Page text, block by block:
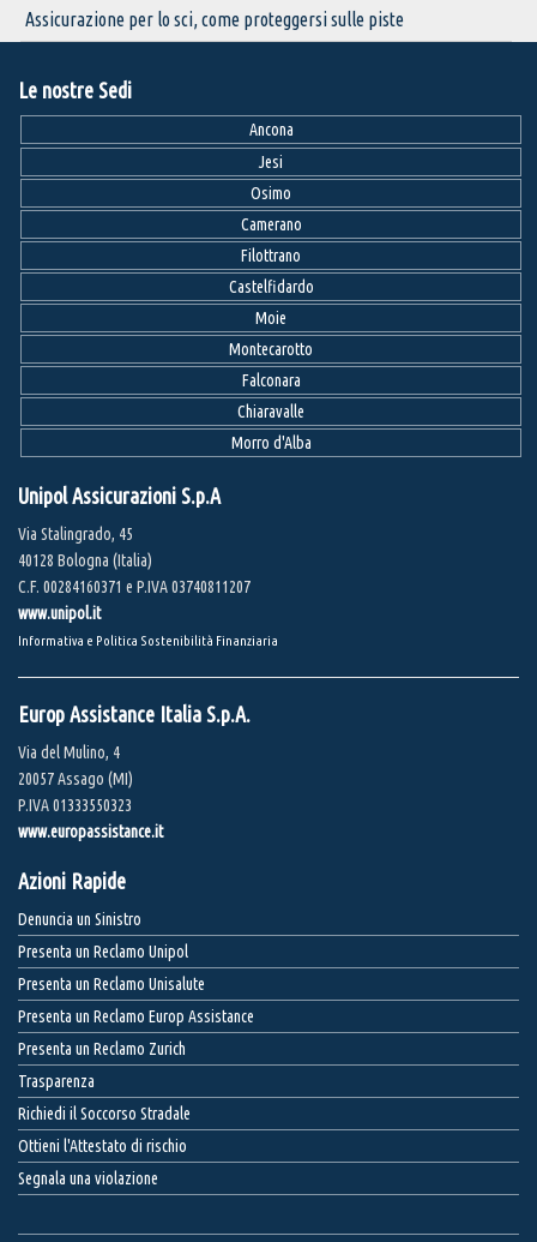
Assicurazione per lo sci, come proteggersi sulle piste
Le nostre Sedi
Ancona
Jesi
Osimo
Camerano
Filottrano
Castelfidardo
Moie
Montecarotto
Falconara
Chiaravalle
Morro d'Alba
Unipol Assicurazioni S.p.A
Via Stalingrado, 45
40128 Bologna (Italia)
C.F. 00284160371 e P.IVA 03740811207
www.unipol.it
Informativa e Politica Sostenibilità Finanziaria
Europ Assistance Italia S.p.A.
Via del Mulino, 4
20057 Assago (MI)
P.IVA 01333550323
www.europassistance.it
Azioni Rapide
Denuncia un Sinistro
Presenta un Reclamo Unipol
Presenta un Reclamo Unisalute
Presenta un Reclamo Europ Assistance
Presenta un Reclamo Zurich
Trasparenza
Richiedi il Soccorso Stradale
Ottieni l'Attestato di rischio
Segnala una violazione